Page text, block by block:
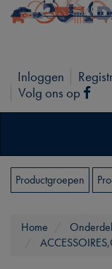
Inloggen
Volg ons op
Productgroepen
Home